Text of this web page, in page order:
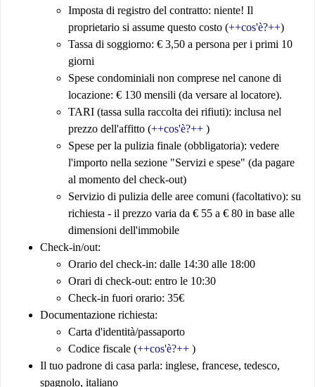
Imposta di registro del contratto: niente! Il
proprietario si assume questo costo (++cos'è?++)
Tassa di soggiorno: € 3,50 a persona per i primi 10
giorni
Spese condominiali non comprese nel canone di
locazione: € 130 mensili (da versare al locatore).
TARI (tassa sulla raccolta dei rifiuti): inclusa nel
prezzo dell'affitto (++cos'è?++ )
Spese per la pulizia finale (obbligatoria): vedere
l'importo nella sezione "Servizi e spese" (da pagare
al momento del check-out)
Servizio di pulizia delle aree comuni (facoltativo): su
richiesta - il prezzo varia da € 55 a € 80 in base alle
dimensioni dell'immobile
Check-in/out:
Orario del check-in: dalle 14:30 alle 18:00
Orari di check-out: entro le 10:30
Check-in fuori orario: 35€
Documentazione richiesta:
Carta d'identità/passaporto
Codice fiscale (++cos'è?++ )
Il tuo padrone di casa parla: inglese, francese, tedesco,
spagnolo, italiano